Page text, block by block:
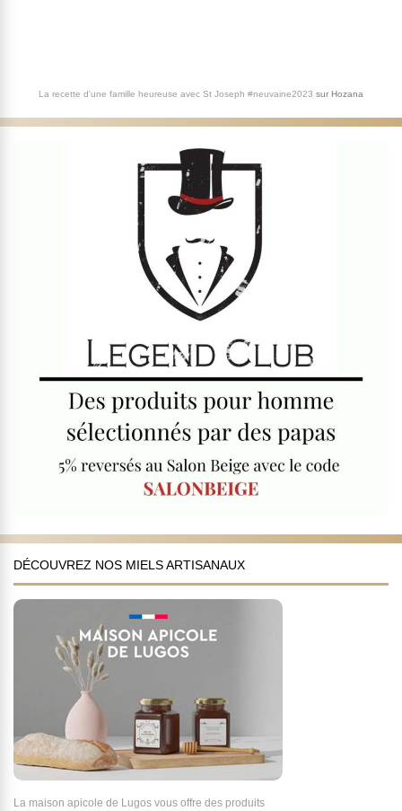
La recette d'une famille heureuse avec St Joseph #neuvaine2023 sur Hozana
DÉCOUVREZ NOS MIELS ARTISANAUX
La maison apicole de Lugos vous offre des produits